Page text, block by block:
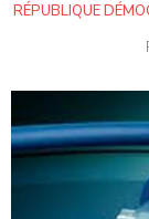
RÉPUBLIQUE